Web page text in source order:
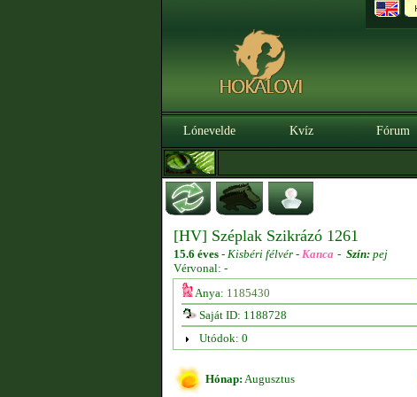
Lónevelde Kvíz Fórum
[HV] Széplak Szikrázó 1261
15.6 éves - Kisbéri félvér - Kanca - Szín: pej
Vérvonal: -
Anya: 1185430
Saját ID: 1188728
Utódok: 0
Hónap: Augusztus